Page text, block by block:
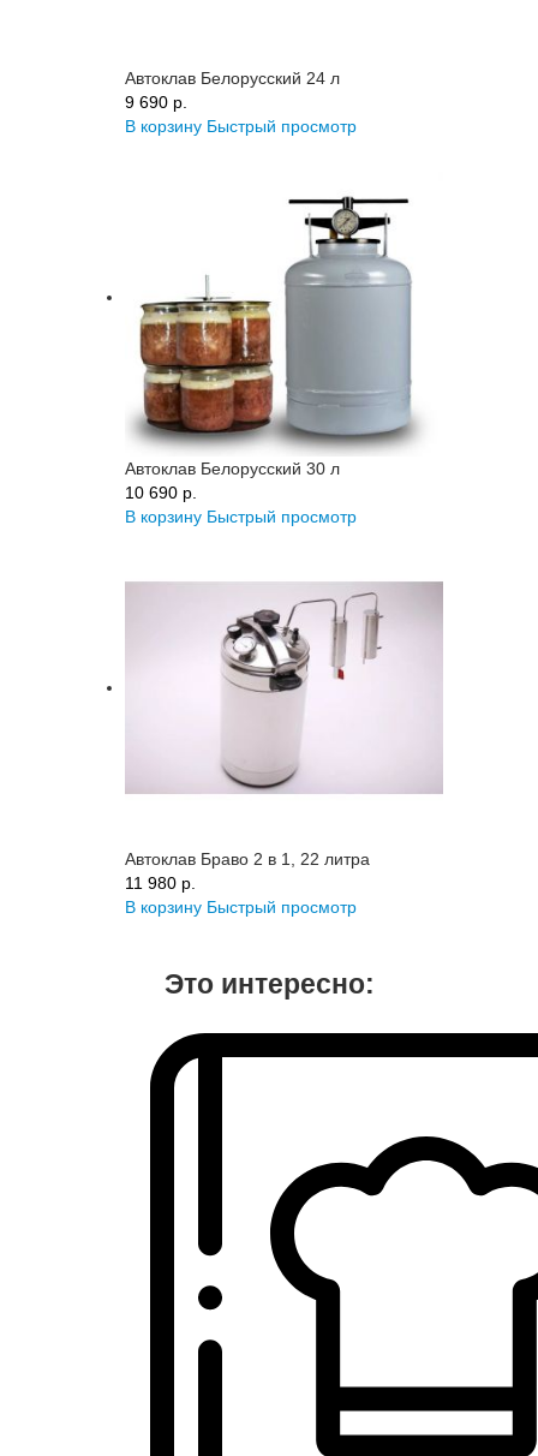
Автоклав Белорусский 24 л
9 690 p.
В корзину Быстрый просмотр
Автоклав Белорусский 30 л
10 690 p.
В корзину Быстрый просмотр
Автоклав Браво 2 в 1, 22 литра
11 980 p.
В корзину Быстрый просмотр
Это интересно: